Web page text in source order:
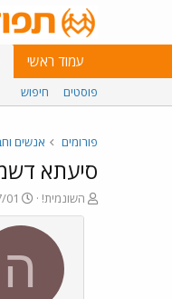
עמוד ראשי
פוסטים חיפוש
פורומים אנשים
סיעתא
פ
ו
השונמית!
פ
ו
ר
ם
01
ה